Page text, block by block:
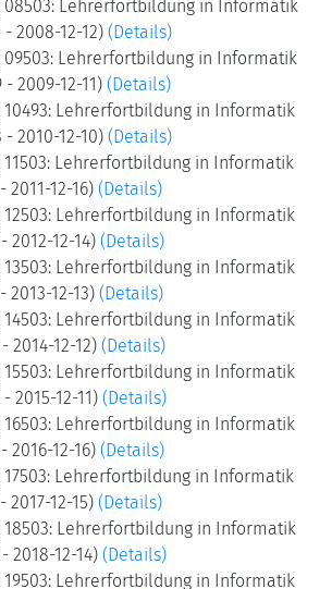
08503: Lehrerfortbildung in Informatik
- 2008-12-12) (Details)
09503: Lehrerfortbildung in Informatik
2009-12-11) (Details)
10493: Lehrerfortbildung in Informatik
- 2010-12-10) (Details)
11503: Lehrerfortbildung in Informatik
2011-12-16) (Details)
12503: Lehrerfortbildung in Informatik
2012-12-14) (Details)
13503: Lehrerfortbildung in Informatik
2013-12-13) (Details)
14503: Lehrerfortbildung in Informatik
2014-12-12) (Details)
15503: Lehrerfortbildung in Informatik
2015-12-11) (Details)
16503: Lehrerfortbildung in Informatik
2016-12-16) (Details)
17503: Lehrerfortbildung in Informatik
2017-12-15) (Details)
18503: Lehrerfortbildung in Informatik
2018-12-14) (Details)
19503: Lehrerfortbildung in Informatik